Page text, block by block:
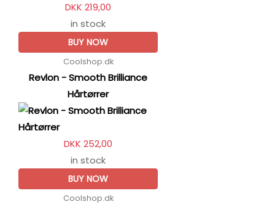
DKK 219,00
in stock
BUY NOW
Coolshop.dk
Revlon - Smooth Brilliance
Hårtørrer
DKK 252,00
in stock
BUY NOW
Coolshop.dk